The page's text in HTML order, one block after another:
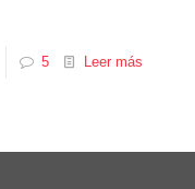
5 Leer más